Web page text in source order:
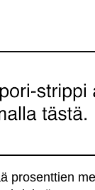
prosenttien